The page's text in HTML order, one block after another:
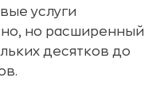
услуги
но расширенный
десятков до